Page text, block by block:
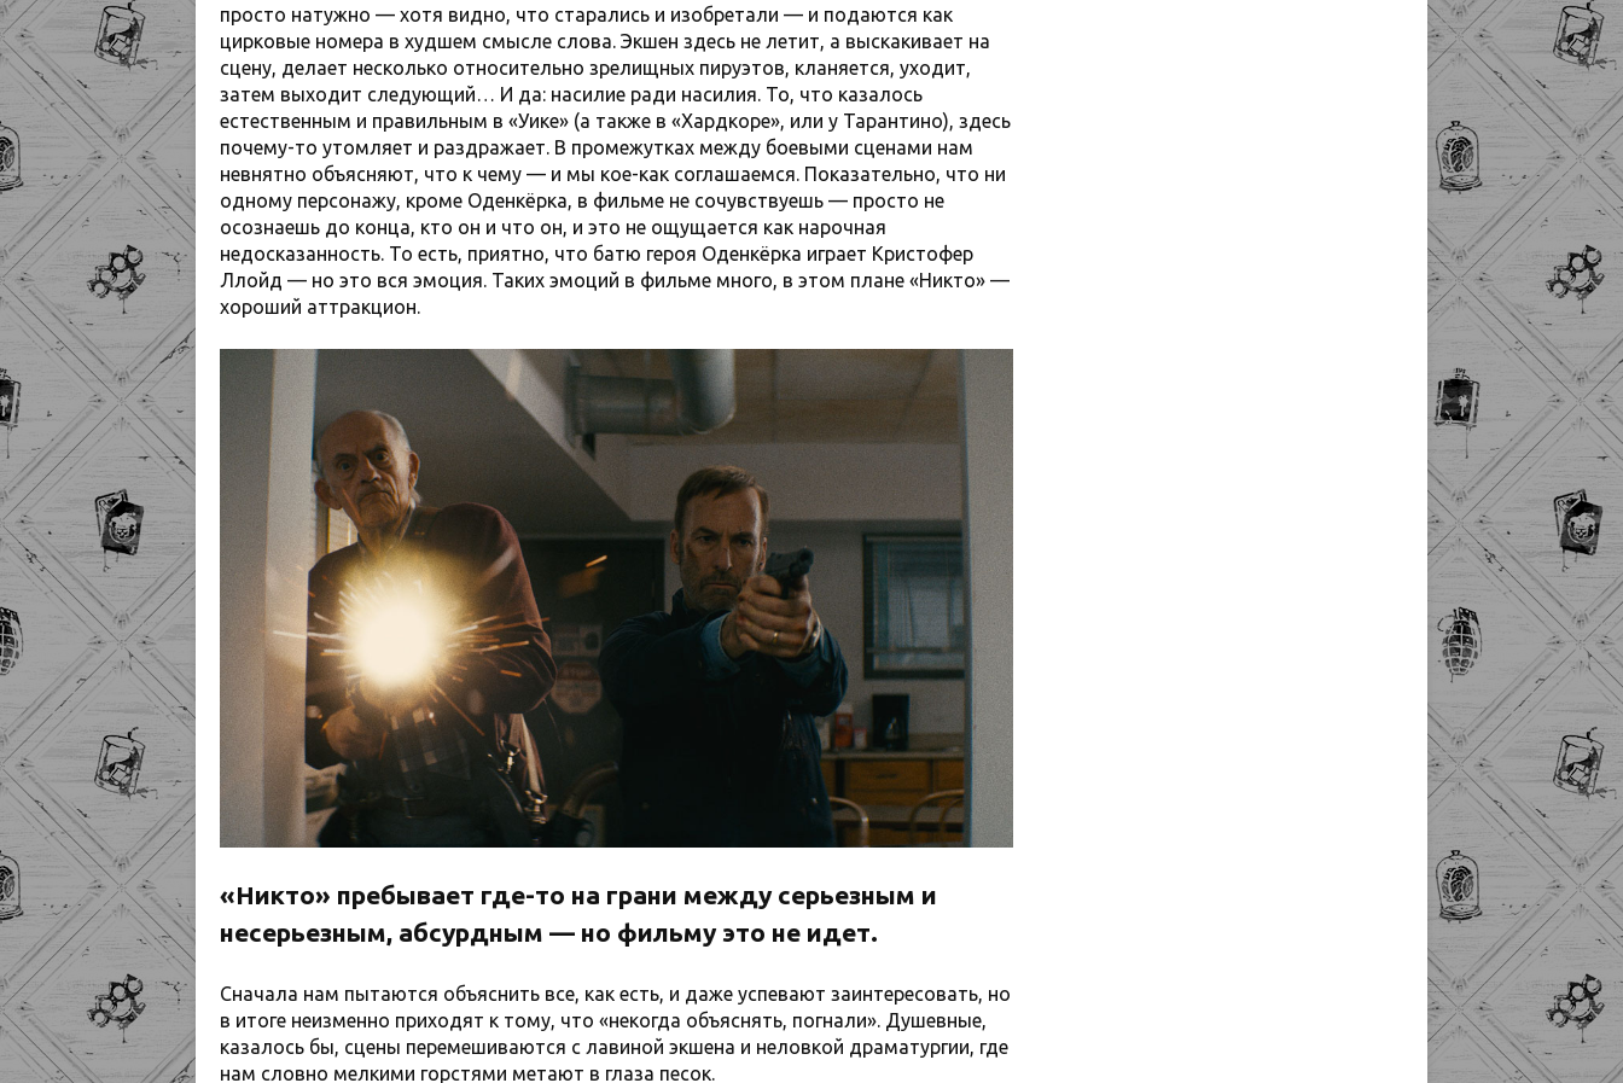
просто натужно — хотя видно, что старались и изобретали — и подаются как
цирковые номера в худшем смысле слова. Экшен здесь не летит, а выскакивает на
сцену, делает несколько относительно зрелищных пируэтов, кланяется, уходит,
затем выходит следующий… И да: насилие ради насилия. То, что казалось
естественным и правильным в «Уике» (а также в «Хардкоре», или у Тарантино), здесь
почему-то утомляет и раздражает. В промежутках между боевыми сценами нам
невнятно объясняют, что к чему — и мы кое-как соглашаемся. Показательно, что ни
одному персонажу, кроме Оденкёрка, в фильме не сочувствуешь — просто не
осознаешь до конца, кто он и что он, и это не ощущается как нарочная
недосказанность. То есть, приятно, что батю героя Оденкёрка играет Кристофер
Ллойд — но это вся эмоция. Таких эмоций в фильме много, в этом плане «Никто» —
хороший аттракцион.
«Никто» пребывает где-то на грани между серьезным и
несерьезным, абсурдным — но фильму это не идет.
Сначала нам пытаются объяснить все, как есть, и даже успевают заинтересовать, но
в итоге неизменно приходят к тому, что «некогда объяснять, погнали». Душевные,
казалось бы, сцены перемешиваются с лавиной экшена и неловкой драматургии, где
нам словно мелкими горстями метают в глаза песок.